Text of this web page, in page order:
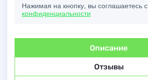
Нажимая на кнопку, вы соглашаетесь с
конфиденциальности
Описание
Отзывы